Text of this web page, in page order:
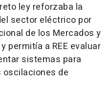
ley reforzaba la
sector eléctrico por
de los Mercados y
permitía a REE evaluar
sistemas para
de